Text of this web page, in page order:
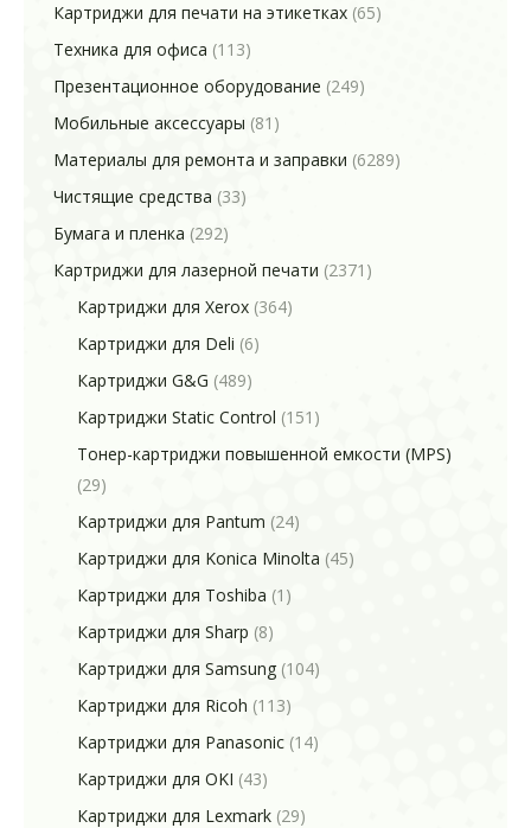
Картриджи для печати на этикетках (65)
Техника для офиса (113)
Презентационное оборудование (249)
Мобильные аксессуары (81)
Материалы для ремонта и заправки (6289)
Чистящие средства (33)
Бумага и пленка (292)
Картриджи для лазерной печати (2371)
Картриджи для Xerox (364)
Картриджи для Deli (6)
Картриджи G&G (489)
Картриджи Static Control (151)
Тонер-картриджи повышенной емкости (MPS)
(29)
Картриджи для Pantum (24)
Картриджи для Konica Minolta (45)
Картриджи для Toshiba (1)
Картриджи для Sharp (8)
Картриджи для Samsung (104)
Картриджи для Ricoh (113)
Картриджи для Panasonic (14)
Картриджи для OKI (43)
Картриджи для Lexmark (29)